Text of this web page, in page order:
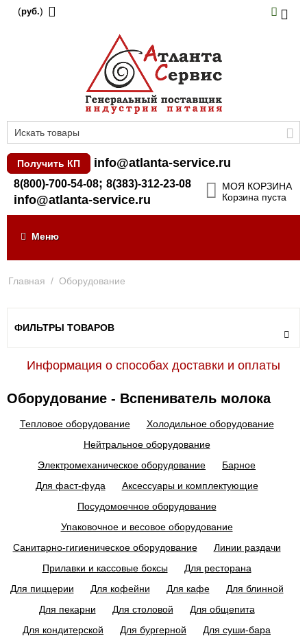
(руб.)
Получить КП info@atlanta-service.ru
8(800)-700-54-08; 8(383)-312-23-08
info@atlanta-service.ru
МОЯ КОРЗИНА
Корзина пуста
Меню
Главная / Оборудование
ФИЛЬТРЫ ТОВАРОВ
Информация о способах доставки и оплаты
Оборудование - Вспениватель молока
Тепловое оборудование
Холодильное оборудование
Нейтральное оборудование
Электромеханическое оборудование
Барное
Для фаст-фуда
Аксессуары и комплектующие
Посудомоечное оборудование
Упаковочное и весовое оборудование
Санитарно-гигиеническое оборудование
Линии раздачи
Прилавки и кассовые боксы
Для ресторана
Для пиццерии
Для кофейни Для кафе
Для блинной
Для пекарни
Для столовой
Для общепита
Для кондитерской
Для бургерной
Для суши-бара